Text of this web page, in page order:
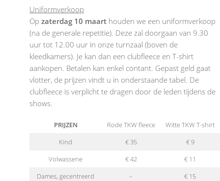
Uniformverkoop
Op zaterdag 10 maart houden we een uniformverkoop
(na de generale repetitie). Deze zal doorgaan van 9.30
uur tot 12.00 uur in onze turnzaal (boven de
kleedkamers). Je kan dan een clubfleece en T-shirt
aankopen. Betalen kan enkel contant. Gepast geld gaat
vlotter, de prijzen vindt u in onderstaande tabel. De
clubfleece is verplicht te dragen door de leden tijdens de
shows.
PRIJZEN Rode TKW fleece
Witte TKW T-shirt
Kind
€ 35
€ 9
Volwassene
€ 42
€ 11
Dames, gecentreerd
– € 15